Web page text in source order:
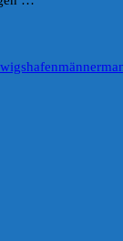
männer